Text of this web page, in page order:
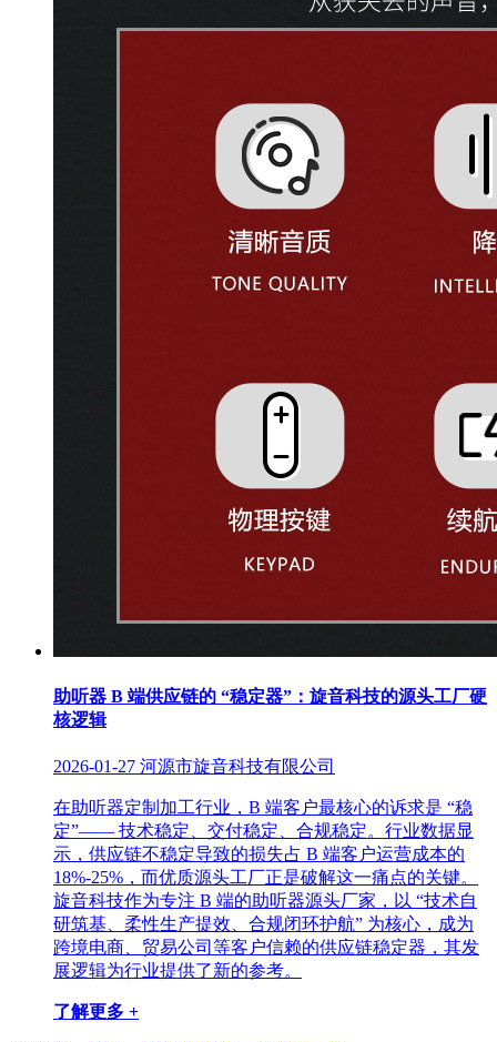
助听器 B 端供应链的 “稳定器”：旋音科技的源头工厂硬
核逻辑
2026-01-27 河源市旋音科技有限公司
在助听器定制加工行业，B 端客户最核心的诉求是 “稳
定”—— 技术稳定、交付稳定、合规稳定。行业数据显
示，供应链不稳定导致的损失占 B 端客户运营成本的
18%-25%，而优质源头工厂正是破解这一痛点的关键。
旋音科技作为专注 B 端的助听器源头厂家，以 “技术自
研筑基、柔性生产提效、合规闭环护航” 为核心，成为
跨境电商、贸易公司等客户信赖的供应链稳定器，其发
展逻辑为行业提供了新的参考。
了解更多 +